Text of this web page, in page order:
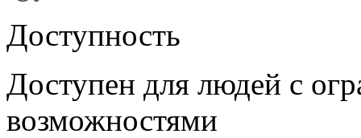
Доступность
Доступен для людей с
возможностями